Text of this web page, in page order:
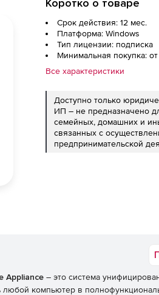
Коротко о товаре
Срок действия: 12 мес.
Платформа: Windows
Тип лицензии: подписка
Минимальная покупка: от
Все характеристики
Доступно только
ИП – не предназначено
семейных, домашних и
связанных с
предпринимательской
Appliance – это система
компьютер в